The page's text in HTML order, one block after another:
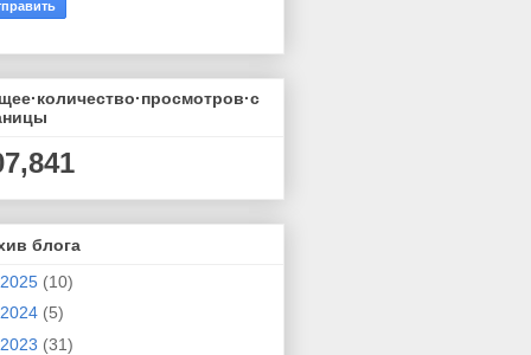
блога
2025 (10)
2024 (5)
2023 (31)